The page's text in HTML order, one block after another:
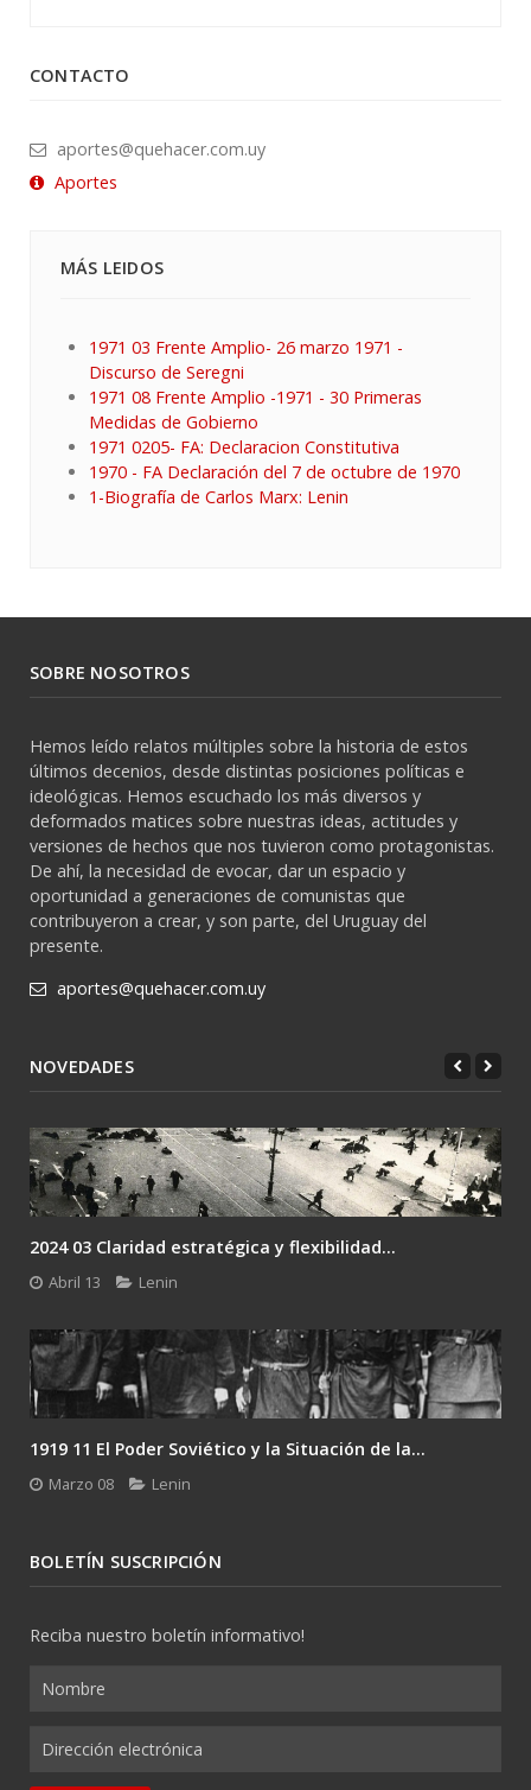
CONTACTO
aportes@quehacer.com.uy
Aportes
MÁS LEIDOS
1971 03 Frente Amplio- 26 marzo 1971 -
Discurso de Seregni
1971 08 Frente Amplio -1971 - 30 Primeras
Medidas de Gobierno
1971 0205- FA: Declaracion Constitutiva
1970 - FA Declaración del 7 de octubre de 1970
1-Biografía de Carlos Marx: Lenin
SOBRE NOSOTROS
Hemos leído relatos múltiples sobre la historia de estos
últimos decenios, desde distintas posiciones políticas e
ideológicas. Hemos escuchado los más diversos y
deformados matices sobre nuestras ideas, actitudes y
versiones de hechos que nos tuvieron como protagonistas.
De ahí, la necesidad de evocar, dar un espacio y
oportunidad a generaciones de comunistas que
contribuyeron a crear, y son parte, del Uruguay del
presente.
aportes@quehacer.com.uy
NOVEDADES
2024 02 Lenin: el único camino es la revolución....
Febrero 24 Lenin
Gramsci y el desafío del último Lenin: la...
Enero 26 Lenin
BOLETÍN SUSCRIPCIÓN
Reciba nuestro boletín informativo!